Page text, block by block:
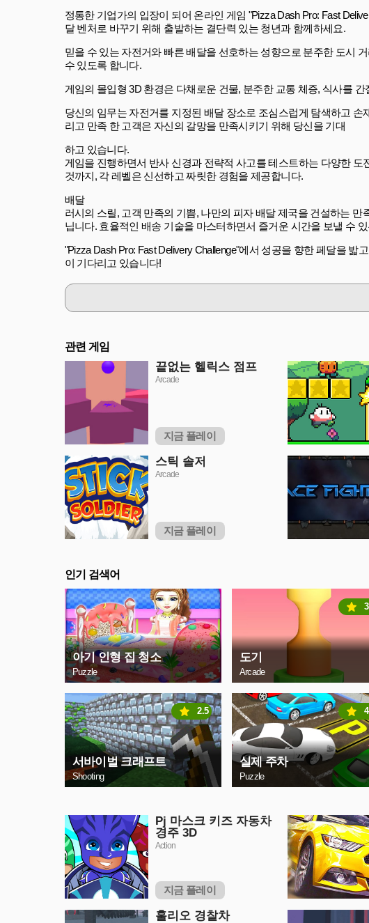
정통한 기업가의 입장이 되어 온라인 게임 "Pizza Dash Pro: Fast
달 벤처로 바꾸기 위해 출발하는 결단력 있는 청년과 함께하세요.
믿을 수 있는 자전거와 빠른 배달을 선호하는 성향으로 분주한 도시
수 있도록 합니다.
게임의 몰입형 3D 환경은 다채로운 건물, 분주한 교통 체증, 식사를
당신의 임무는 자전거를 지정된 배달 장소로 조심스럽게 탐색하고
리고 만족 한 고객은 자신의 갈망을 만족시키기 위해 당신을 기대
하고 있습니다.
게임을 진행하면서 반사 신경과 전략적 사고를 테스트하는 다양한
것까지, 각 레벨은 신선하고 짜릿한 경험을 제공합니다.
배달
러시의 스릴, 고객 만족의 기쁨, 나만의 피자 배달 제국을 건설하는 만
닙니다. 효율적인 배송 기술을 마스터하면서 즐거운 시간을 보낼 수
"Pizza Dash Pro: Fast Delivery Challenge"에서 성공을 향한 페달을
이 기다리고 있습니다!
관련 게임
끝없는 헬릭스 점프
Arcade
지금 플레이
스틱 솔저
Arcade
지금 플레이
인기 검색어
아기 인형 집 청소
Puzzle
도기
Arcade
서바이벌 크래프트
Shooting
2.5
실제 주차
Puzzle
Pj 마스크 키즈 자동차
경주 3D
Action
지금 플레이
훌리오 경찰차